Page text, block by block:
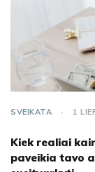
SVEIKATA 1
Kiek realiai
paveikia tavo